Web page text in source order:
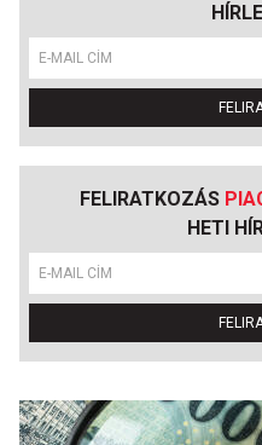
FELIRATKOZÁS
HETI